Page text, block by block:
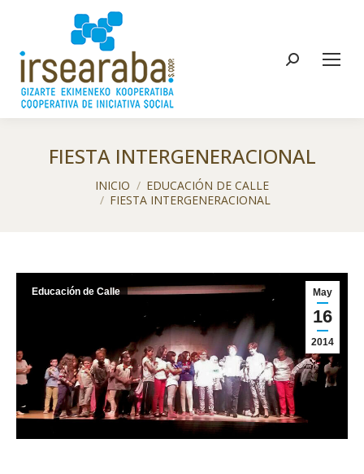
Buscar:
FIESTA INTERGENERACIONAL
INICIO
EDUCACIÓN DE CALLE
FIESTA INTERGENERACIONAL
May
16
2014
Educación de Calle